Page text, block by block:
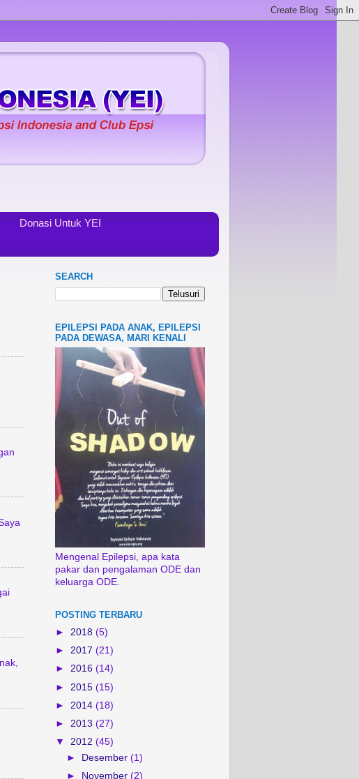
Donasi Untuk YEI
SEARCH
EPILEPSI PADA ANAK, EPILEPSI
PADA DEWASA, MARI KENALI
Mengenal Epilepsi, apa kata
pakar dan pengalaman ODE dan
keluarga ODE.
POSTING TERBARU
► 2018 (5)
► 2017 (21)
► 2016 (14)
► 2015 (15)
► 2014 (18)
► 2013 (27)
▼ 2012 (45)
► Desember (1)
►
November (2)